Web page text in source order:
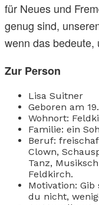
für Neues und
genug sind,
wenn das bedeute,
Zur Person
Lisa Suitner
Geboren am
Wohnort:
Familie: ein
Beruf:
Clown,
Tanz,
Feldkirch.
Motivation:
du nicht,